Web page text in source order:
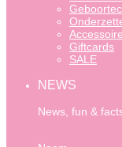
Giftcards
SALE
NEWS
News, fun &